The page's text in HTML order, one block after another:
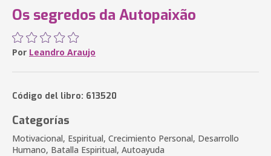
Os segredos da Autopaixão
Por Leandro Araujo
Código del libro: 613520
Categorías
Motivacional, Espiritual, Crecimiento Personal, Desarrollo
Humano, Batalla Espiritual, Autoayuda